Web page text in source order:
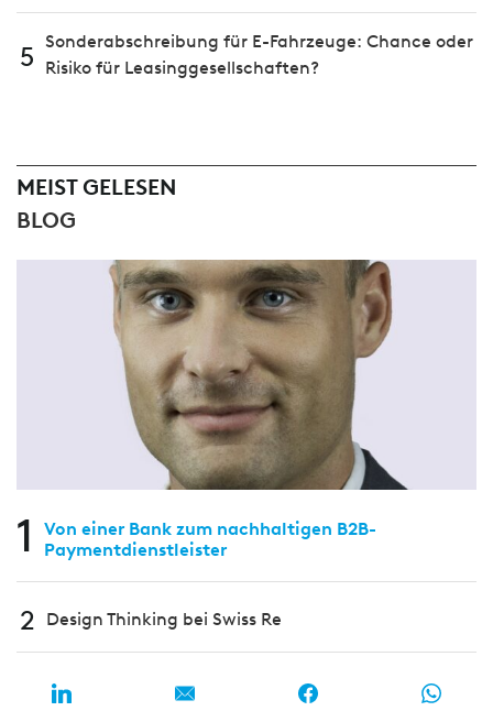
5 Sonderabschreibung für E-Fahrzeuge: Chance oder
Risiko für Leasinggesellschaften?
MEIST GELESEN
BLOG
1
Von einer Bank zum nachhaltigen B2B-
Paymentdienstleister
2 Design Thinking bei Swiss Re
Kryptokrise: Ende von Bitcoin & Co oder Weckruf für
stärkere Regulierung?